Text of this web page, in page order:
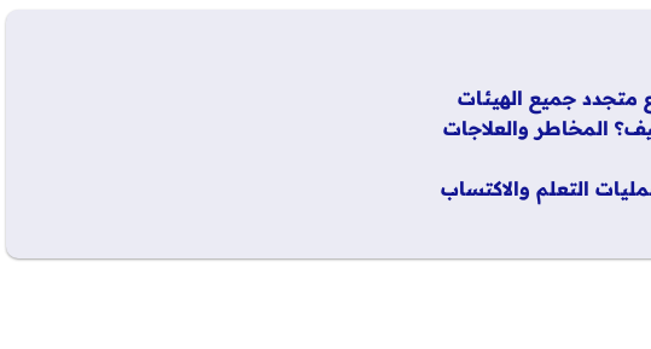
المخاطر والعلاجات
التعلم والاكتساب